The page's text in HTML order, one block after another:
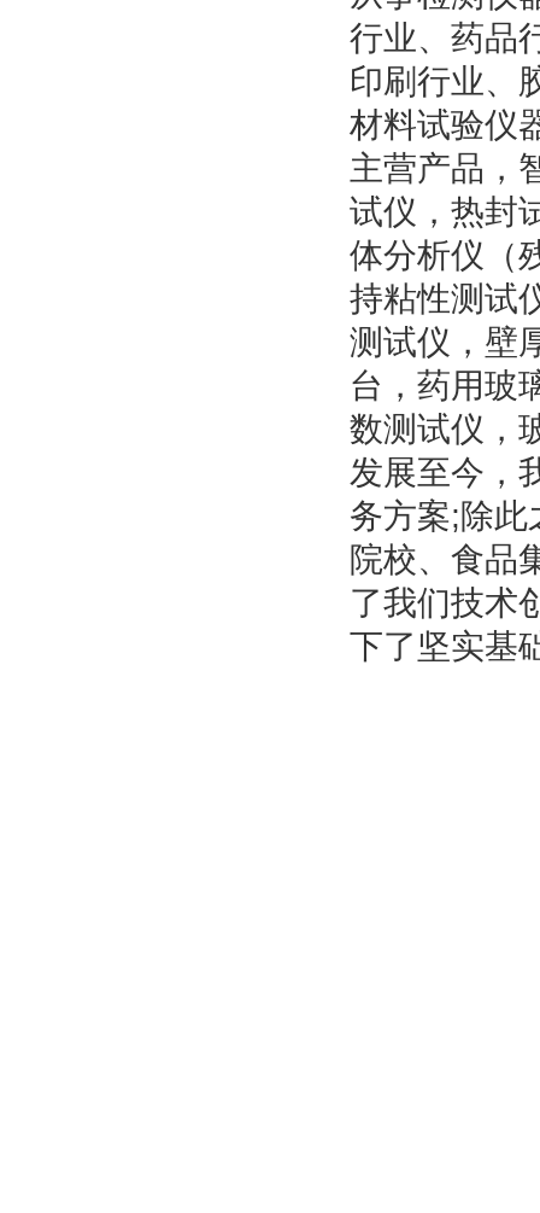
行业、药品
印刷行业、
材料试验仪
主营产品，
试仪，热封
体分析仪（
持粘性测试
测试仪，壁
台，药用玻
数测试仪，
发展至今，
务方案;除此
院校、食品
了我们技术
下了坚实基